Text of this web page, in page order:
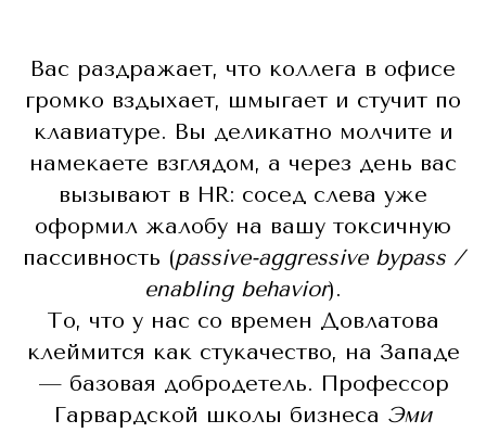
Вас раздражает, что коллега в офисе
громко вздыхает, шмыгает и стучит по
клавиатуре. Вы деликатно молчите и
намекаете взглядом, а через день вас
вызывают в HR: сосед слева уже
оформил жалобу на вашу токсичную
пассивность (passive-aggressive bypass /
enabling behavior).
То, что у нас со времен Довлатова
клеймится как стукачество, на Западе
— базовая добродетель. Профессор
Гарвардской школы бизнеса Эми